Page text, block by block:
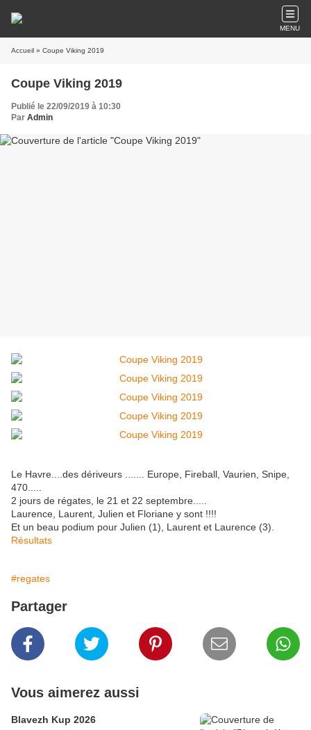
MENU
Accueil » Coupe Viking 2019
Coupe Viking 2019
Publié le 22/09/2019 à 10:30
Par Admin
Le Havre....des dériveurs ....... Europe, Fireball, Vaurien, Snipe,
470.....
2 jours de régates, le 21 et 22 septembre.....
Laurence, Laurent, Julien et Floriane y sont !!!!
Et un beau podium pour Julien (1), Laurent et Laurence (3).
Résultats
#regates
Partager
Vous aimerez aussi
Blavezh Kup 2026